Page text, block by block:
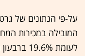
לעומת